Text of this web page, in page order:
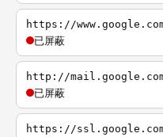
https://
已屏蔽
http://
已屏蔽
https://